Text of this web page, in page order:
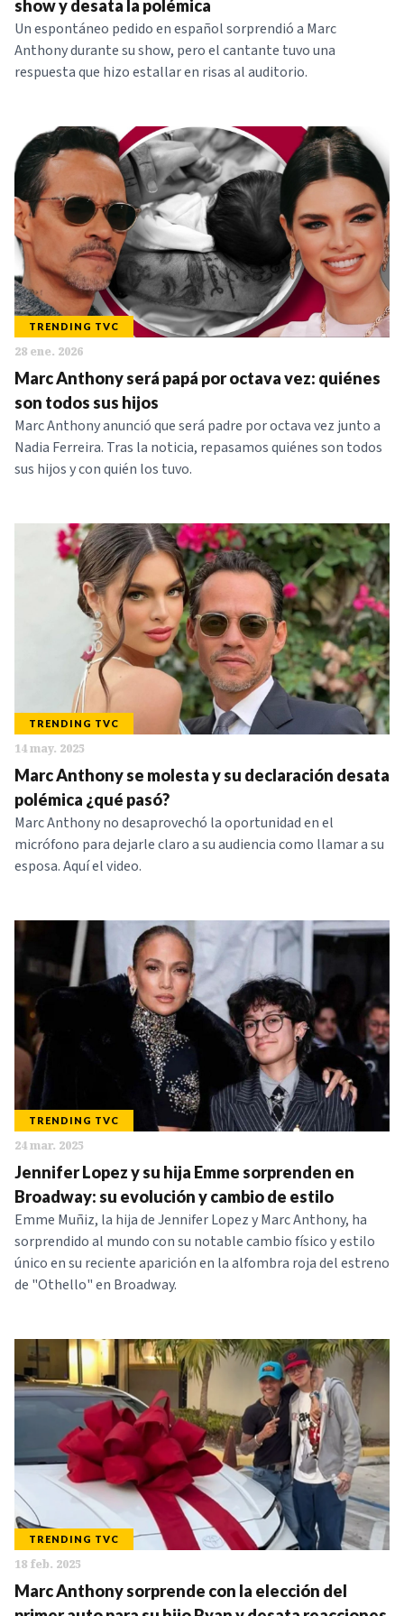
show y desata la polémica
Un espontáneo pedido en español sorprendió a Marc
Anthony durante su show, pero el cantante tuvo una
respuesta que hizo estallar en risas al auditorio.
TRENDING TVC
28 ene. 2026
Marc Anthony será papá por octava vez: quiénes
son todos sus hijos
Marc Anthony anunció que será padre por octava vez junto a
Nadia Ferreira. Tras la noticia, repasamos quiénes son todos
sus hijos y con quién los tuvo.
TRENDING TVC
14 may. 2025
Marc Anthony se molesta y su declaración desata
polémica ¿qué pasó?
Marc Anthony no desaprovechó la oportunidad en el
micrófono para dejarle claro a su audiencia como llamar a su
esposa. Aquí el video.
TRENDING TVC
24 mar. 2025
Jennifer Lopez y su hija Emme sorprenden en
Broadway: su evolución y cambio de estilo
Emme Muñiz, la hija de Jennifer Lopez y Marc Anthony, ha
sorprendido al mundo con su notable cambio físico y estilo
único en su reciente aparición en la alfombra roja del estreno
de "Othello" en Broadway.
TRENDING TVC
18 feb. 2025
Marc Anthony sorprende con la elección del